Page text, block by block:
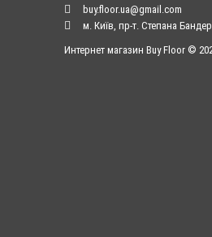
buy.floor.ua@gmail.com
м. Київ, пр-т. Степана
Интернет магазин Buy Floor ©